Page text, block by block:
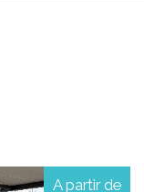
A partir de